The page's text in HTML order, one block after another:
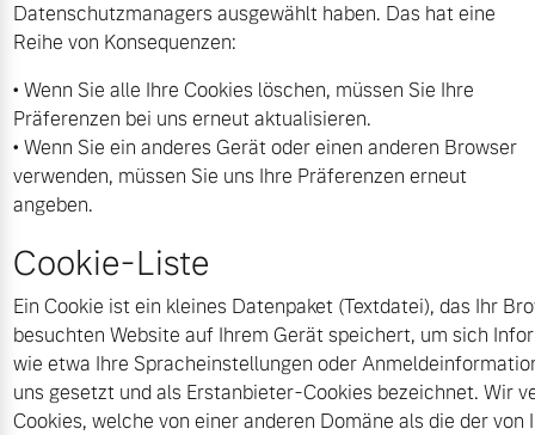
Editionsmodelle
Konnektivität
Fahrzeug konfigurieren
Sofort verfügbare Fahrzeuge
Service by Volvo
Sie erhalten bei uns eine
Vielzahl von Original
direkt an.
Mehr erfahren
Datenschutzmanagers ausgewählt haben. Das hat eine
Reihe von Konsequenzen:
• Wenn Sie alle Ihre Cookies löschen, müssen Sie Ihre
Präferenzen bei uns erneut aktualisieren.
• Wenn Sie ein anderes Gerät oder einen anderen Browser
verwenden, müssen Sie uns Ihre Präferenzen erneut
angeben.
Cookie-Liste
Ein Cookie ist ein kleines Datenpaket (Textdatei), das Ihr
besuchten Website auf Ihrem Gerät speichert, um sich
wie etwa Ihre Spracheinstellungen oder
uns gesetzt und als Erstanbieter-Cookies bezeichnet. Wir
Cookies, welche von einer anderen Domäne als die der von